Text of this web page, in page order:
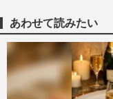
音
い
週刊
今
あわせて読みたい